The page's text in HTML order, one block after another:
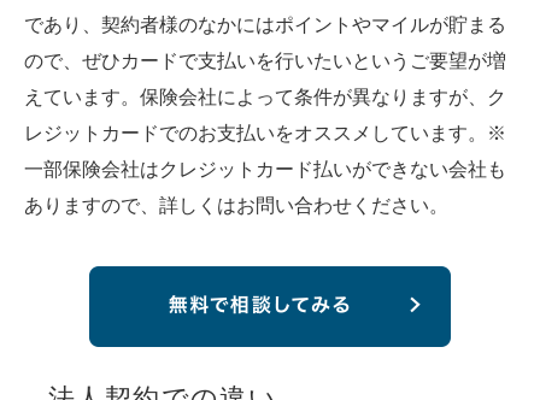
であり、契約者様のなかにはポイントやマイルが貯まる
ので、ぜひカードで支払いを行いたいというご要望が増
えています。保険会社によって条件が異なりますが、ク
レジットカードでのお支払いをオススメしています。※
一部保険会社はクレジットカード払いができない会社も
ありますので、詳しくはお問い合わせください。